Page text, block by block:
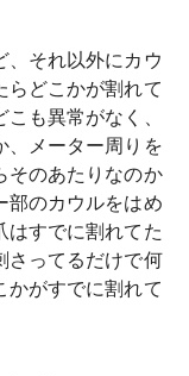
、それ以外にカウ
らどこかが割れて
も異常がなく、
、メーター周りを
そのあたりなのか
部のカウルをはめ
はすでに割れてた
さってるだけで何
かがすでに割れて